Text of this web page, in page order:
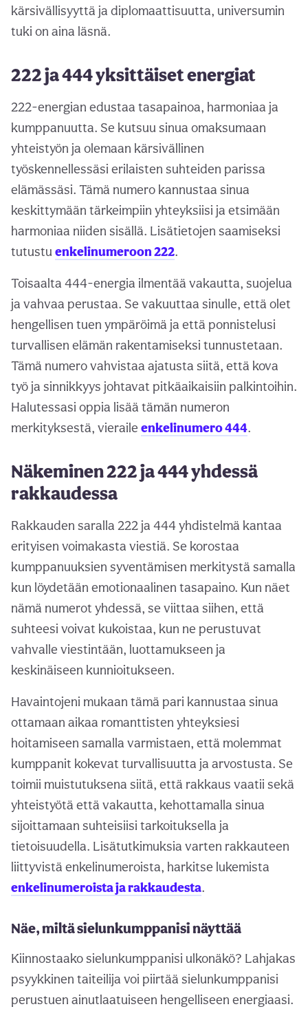
kärsivällisyyttä ja diplomaattisuutta, universumin
tuki on aina läsnä.
222 ja 444 yksittäiset energiat
222-energian edustaa tasapainoa, harmoniaa ja
kumppanuutta. Se kutsuu sinua omaksumaan
yhteistyön ja olemaan kärsivällinen
työskennellessäsi erilaisten suhteiden parissa
elämässäsi. Tämä numero kannustaa sinua
keskittymään tärkeimpiin yhteyksiisi ja etsimään
harmoniaa niiden sisällä. Lisätietojen saamiseksi
tutustu enkelinumeroon 222.
Toisaalta 444-energia ilmentää vakautta, suojelua
ja vahvaa perustaa. Se vakuuttaa sinulle, että olet
hengellisen tuen ympäröimä ja että ponnistelusi
turvallisen elämän rakentamiseksi tunnustetaan.
Tämä numero vahvistaa ajatusta siitä, että kova
työ ja sinnikkyys johtavat pitkäaikaisiin palkintoihin.
Halutessasi oppia lisää tämän numeron
merkityksestä, vieraile enkelinumero 444.
Näkeminen 222 ja 444 yhdessä
rakkaudessa
Rakkauden saralla 222 ja 444 yhdistelmä kantaa
erityisen voimakasta viestiä. Se korostaa
kumppanuuksien syventämisen merkitystä samalla
kun löydetään emotionaalinen tasapaino. Kun näet
nämä numerot yhdessä, se viittaa siihen, että
suhteesi voivat kukoistaa, kun ne perustuvat
vahvalle viestintään, luottamukseen ja
keskinäiseen kunnioitukseen.
Havaintojeni mukaan tämä pari kannustaa sinua
ottamaan aikaa romanttisten yhteyksiesi
hoitamiseen samalla varmistaen, että molemmat
kumppanit kokevat turvallisuutta ja arvostusta. Se
toimii muistutuksena siitä, että rakkaus vaatii sekä
yhteistyötä että vakautta, kehottamalla sinua
sijoittamaan suhteisiisi tarkoituksella ja
tietoisuudella. Lisätutkimuksia varten rakkauteen
liittyvistä enkelinumeroista, harkitse lukemista
enkelinumeroista ja rakkaudesta.
Näe, miltä sielunkumppanisi näyttää
Kiinnostaako sielunkumppanisi ulkonäkö? Lahjakas
psyykkinen taiteilija voi piirtää sielunkumppanisi
perustuen ainutlaatuiseen hengelliseen energiaasi.